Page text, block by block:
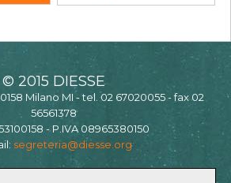
© 2015 DIESSE
Milano MI - tel. 02 67020055 - fax 02
56561378
- P.IVA 08965380150
segreteria@diesse.org